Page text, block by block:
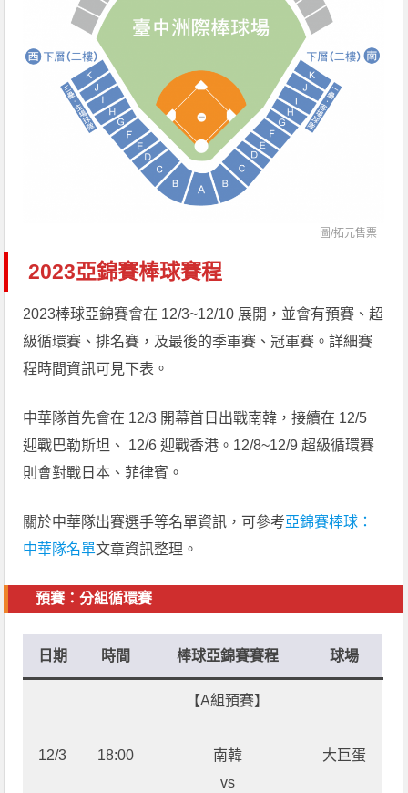
圖/拓元售票
2023亞錦賽棒球賽程
2023棒球亞錦賽會在 12/3~12/10 展開，並會有預賽、超
級循環賽、排名賽，及最後的季軍賽、冠軍賽。詳細賽
程時間資訊可見下表。
中華隊首先會在 12/3 開幕首日出戰南韓，接續在 12/5
迎戰巴勒斯坦、 12/6 迎戰香港。12/8~12/9 超級循環賽
則會對戰日本、菲律賓。
關於中華隊出賽選手等名單資訊，可參考亞錦賽棒球：
中華隊名單文章資訊整理。
預賽：分組循環賽
日期 時間 棒球亞錦賽賽程 球場
12/3 18:00
【A組預賽】
南韓
vs
大巨蛋